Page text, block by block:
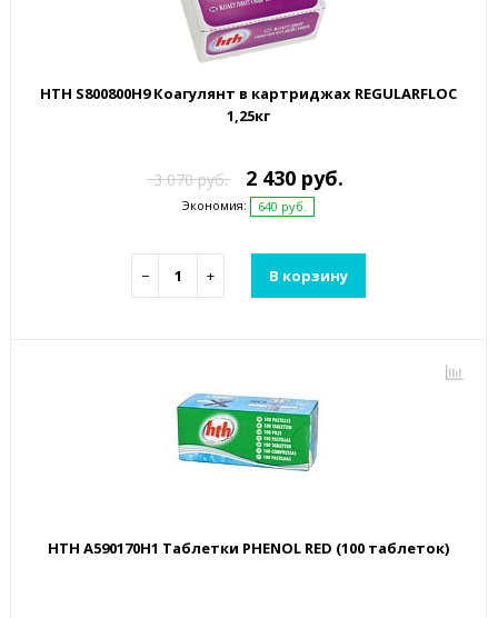
HTH S800800H9 Коагулянт в картриджах REGULARFLOC
1,25кг
3 070 руб. 2 430 руб.
Экономия: 640 руб.
− + В корзину
HTH A590170H1 Таблетки PHENOL RED (100 таблеток)